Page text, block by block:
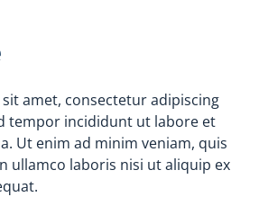
amet, consectetur adipiscing
tempor incididunt ut labore et
Ut enim ad minim veniam, quis
ullamco laboris nisi ut aliquip ex